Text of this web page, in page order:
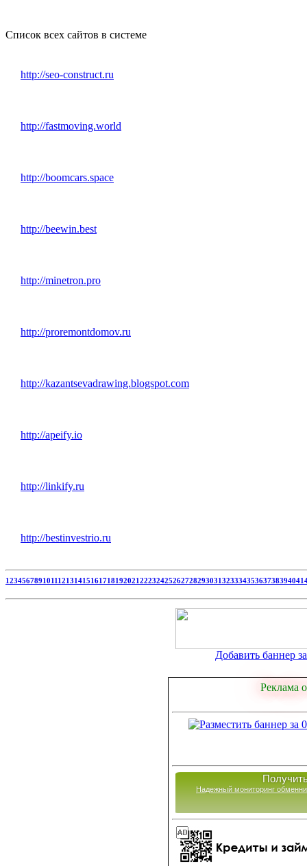
Список всех сайтов в системе
http://seo-construct.ru
http://fastmoving.world
http://boomcars.space
http://beewin.best
http://minetron.pro
http://proremontdomov.ru
http://kazantsevadrawing.blogspot.com
http://apeify.io
http://linkify.ru
http://bestinvestrio.ru
1234567891011121314151617181920212223242526272829303132333435363738394041
Добавить баннер
Реклама
Надежный мониторинг